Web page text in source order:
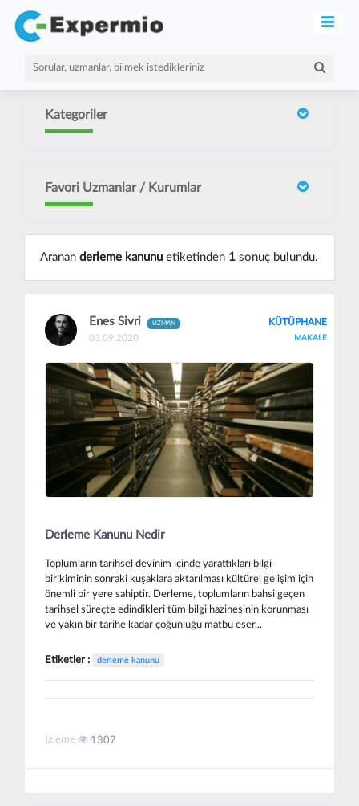
Kategoriler
Favori Uzmanlar / Kurumlar
Aranan derleme kanunuetiketinden 1sonuç bulundu.
Enes Sivri UZMAN
03.09.2020
KÜTÜPHANE
MAKALE
Derleme Kanunu Nedir
Toplumların tarihsel devinim içinde yarattıkları bilgi
birikiminin sonraki kuşaklara aktarılması kültürel gelişim için
önemli bir yere sahiptir. Derleme, toplumların bahsi geçen
tarihsel süreçte edindikleri tüm bilgi hazinesinin korunması
ve yakın bir tarihe kadar çoğunluğu matbu eser...
Etiketler : derleme kanunu
İzleme 1307